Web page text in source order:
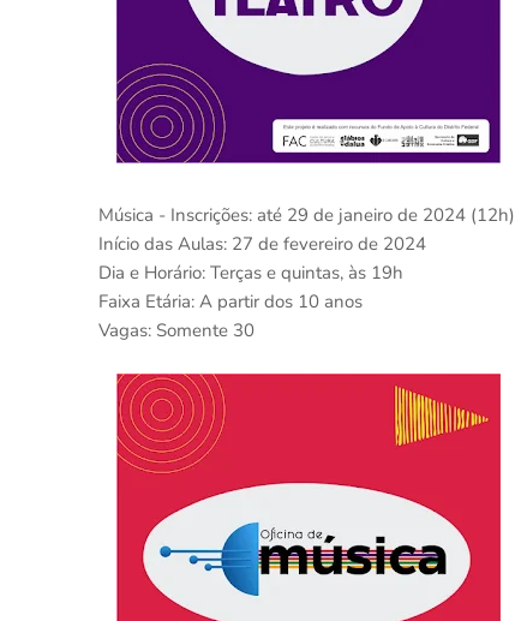
Música - Inscrições: até 29 de janeiro de 2024 (12h)
Início das Aulas: 27 de fevereiro de 2024
Dia e Horário: Terças e quintas, às 19h
Faixa Etária: A partir dos 10 anos
Vagas: Somente 30